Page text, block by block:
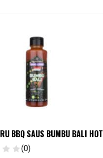
BBQ SAUS BUMBU BALI HOT
(0)